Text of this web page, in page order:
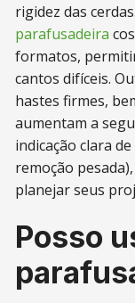
rigidez das
parafusadeira
formatos,
cantos difíceis.
hastes firmes,
aumentam a
indicação clara
remoção
planejar seus
Posso